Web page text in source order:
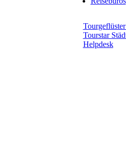
Tourstar
Helpdesk